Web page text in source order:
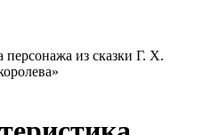
персонажа из сказки Г. Х.